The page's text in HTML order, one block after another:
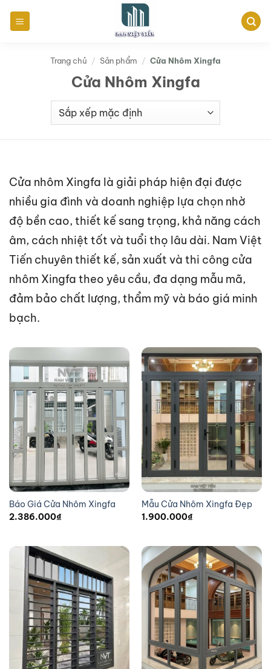
qua
Trang chủ / Sản phẩm / Cửa Nhôm Xingfa
Cửa Nhôm Xingfa
Cửa nhôm Xingfa là giải pháp hiện đại được
nhiều gia đình và doanh nghiệp lựa chọn nhờ
độ bền cao, thiết kế sang trọng, khả năng cách
âm, cách nhiệt tốt và tuổi thọ lâu dài. Nam Việt
Tiến chuyên thiết kế, sản xuất và thi công cửa
nhôm Xingfa theo yêu cầu, đa dạng mẫu mã,
đảm bảo chất lượng, thẩm mỹ và báo giá minh
bạch.
Báo Giá Cửa Nhôm Xingfa
2.386.000₫
Mẫu Cửa Nhôm Xingfa Đẹp
1.900.000₫